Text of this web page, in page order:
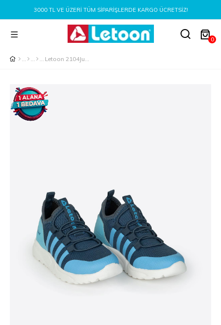
3000 TL VE ÜZERI TÜM SIPARIŞLERDE KARGO ÜCRETSIZ!
0
Letoon 2104Junıor Unısex Lacivert Çocuk Sneaker